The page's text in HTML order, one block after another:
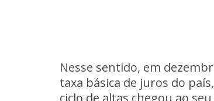
Nesse sentido, em
taxa básica de juros do